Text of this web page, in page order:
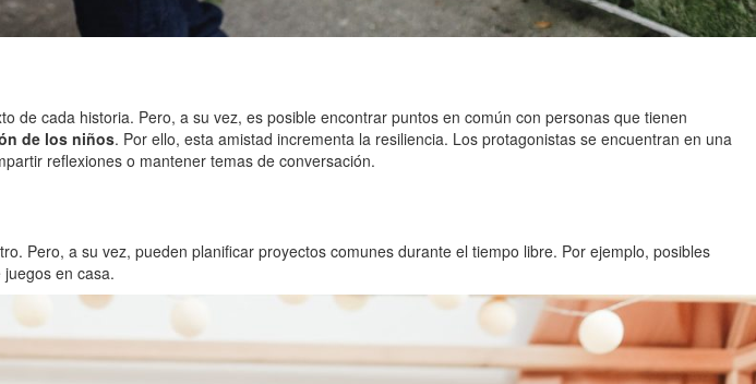
cada historia. Pero, a su vez, es posible encontrar puntos en común con personas que tienen
de los niños. Por ello, esta amistad incrementa la resiliencia. Los protagonistas se encuentran en una
reflexiones o mantener temas de conversación.
Pero, a su vez, pueden planificar proyectos comunes durante el tiempo libre. Por ejemplo, posibles
en casa.